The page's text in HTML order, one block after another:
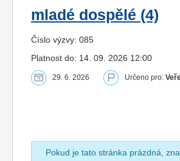
mladé dospělé (4)
Číslo výzvy: 085
Platnost do: 14. 09. 2026 12:00
29. 6. 2026 Určeno pro:
Pokud je tato stránka prázdná,